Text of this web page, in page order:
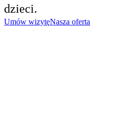
dzieci.
Umów wizytęNasza oferta